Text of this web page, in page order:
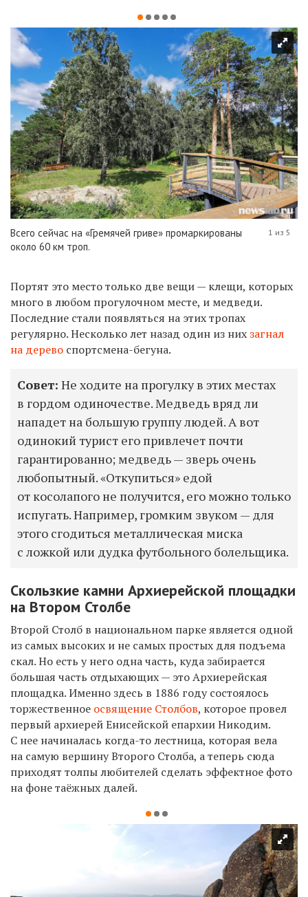
Всего сейчас на «Гремячей гриве» промаркированы
около 60 км троп.
1 из 5
Портят это место только две вещи — клещи, которых
много в любом прогулочном месте, и медведи.
Последние стали появляться на этих тропах
регулярно. Несколько лет назад один из нихзагнал
на дерево спортсмена-бегуна.
Совет: Не ходите на прогулку в этих местах
в гордом одиночестве. Медведь вряд ли
нападет на большую группу людей. А вот
одинокий турист его привлечет почти
гарантированно; медведь — зверь очень
любопытный. «Откупиться» едой
от косолапого не получится, его можно только
испугать. Например, громким звуком — для
этого сгодиться металлическая миска
с ложкой или дудка футбольного болельщика.
Скользкие камни Архиерейской площадки
на Втором Столбе
Второй Столб в национальном парке является одной
из самых высоких и не самых простых для подъема
скал. Но есть у него одна часть, куда забирается
большая часть отдыхающих — это Архиерейская
площадка. Именно здесь в 1886 году состоялось
торжественное освящение Столбов, которое провел
первый архиерей Енисейской епархии Никодим.
С нее начиналась когда-то лестница, которая вела
на самую вершину Второго Столба, а теперь сюда
приходят толпы любителей сделать эффектное фото
на фоне таёжных далей.